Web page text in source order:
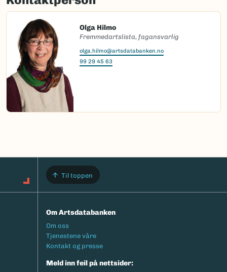
Olga Hilmo
Fremmedartslista, fagansvarlig
olga.hilmo@artsdatabanken.no
99 29 45 63
Til toppen
Om Artsdatabanken
Footermeny
Om oss
Tjenestene våre
Kontakt og presse
Meld inn feil på nettsider: